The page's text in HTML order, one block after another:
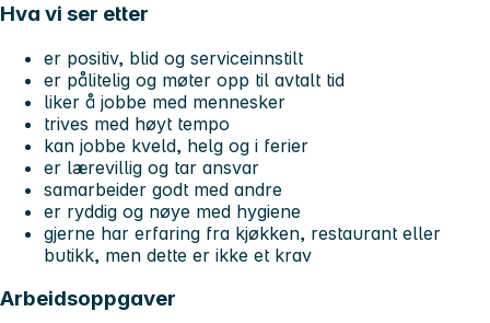
Hva vi ser etter
er positiv, blid og serviceinnstilt
er pålitelig og møter opp til avtalt tid
liker å jobbe med mennesker
trives med høyt tempo
kan jobbe kveld, helg og i ferier
er lærevillig og tar ansvar
samarbeider godt med andre
er ryddig og nøye med hygiene
gjerne har erfaring fra kjøkken, restaurant eller
butikk, men dette er ikke et krav
Arbeidsoppgaver